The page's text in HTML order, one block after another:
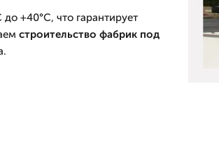
+40°C, что гарантирует
строительство фабрик под